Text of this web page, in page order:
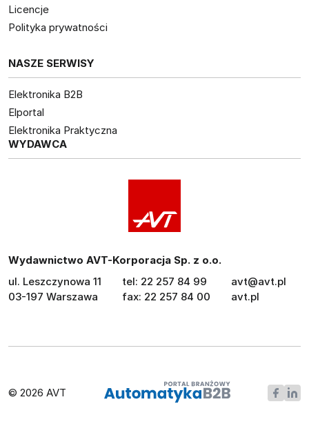
Licencje
Polityka prywatności
NASZE SERWISY
Elektronika B2B
Elportal
Elektronika Praktyczna
WYDAWCA
Wydawnictwo AVT-Korporacja Sp. z o.o.
ul. Leszczynowa 11
03-197 Warszawa
tel: 22 257 84 99
fax: 22 257 84 00
avt@avt.pl
avt.pl
© 2026 AVT